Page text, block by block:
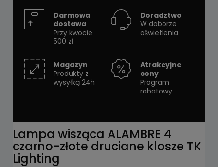
Darmowa
dostawa
Przy kwocie
500 zł
Doradztwo
W doborze
oświetlenia
Magazyn
Produkty z
wysyłką 24h
Atrakcyjne
ceny
Program
rabatowy
Lampa wisząca ALAMBRE 4
czarno-złote druciane klosze TK
Lighting